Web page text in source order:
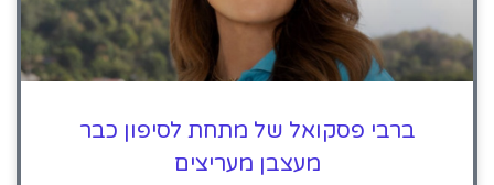
ברבי פסקואל של מתחת לסיפון כבר
מעצבן מעריצים